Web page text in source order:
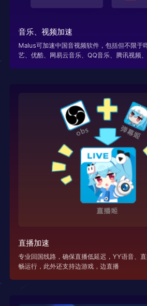
音乐、视频加速
Malus可加速中国音视频软件，包括但不限于
艺、优酷、网易云音乐、QQ音乐、腾讯视频
直播加速
专业回国线路，确保直播低延迟，YY语音、
畅运行，此外还支持边游戏，边直播